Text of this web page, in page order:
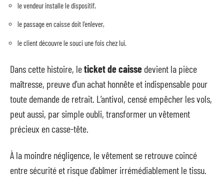
le vendeur installe le dispositif,
le passage en caisse doit l’enlever,
le client découvre le souci une fois chez lui.
Dans cette histoire, leticket de caisse devient la pièce
maîtresse, preuve d’un achat honnête et indispensable pour
toute demande de retrait. L’antivol, censé empêcher les vols,
peut aussi, par simple oubli, transformer un vêtement
précieux en casse-tête.
À la moindre négligence, le vêtement se retrouve coincé
entre sécurité et risque d’abîmer irrémédiablement le tissu.